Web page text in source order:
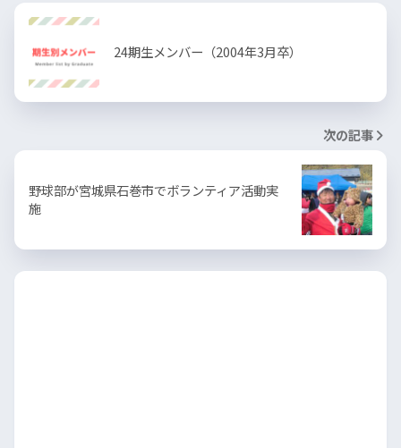
24期生メンバー（2004年3月卒）
次の記事
野球部が宮城県石巻市でボランティア活動実
施